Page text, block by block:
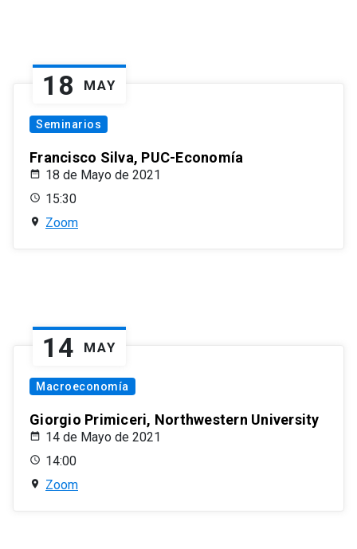
18 MAY
Seminarios
Francisco Silva, PUC-Economía
18 de Mayo de 2021
15:30
Zoom
14 MAY
Macroeconomía
Giorgio Primiceri, Northwestern University
14 de Mayo de 2021
14:00
Zoom